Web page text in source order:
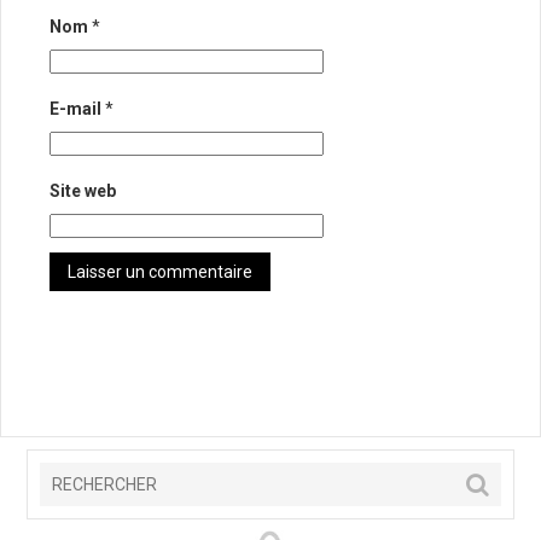
Nom *
E-mail *
Site web